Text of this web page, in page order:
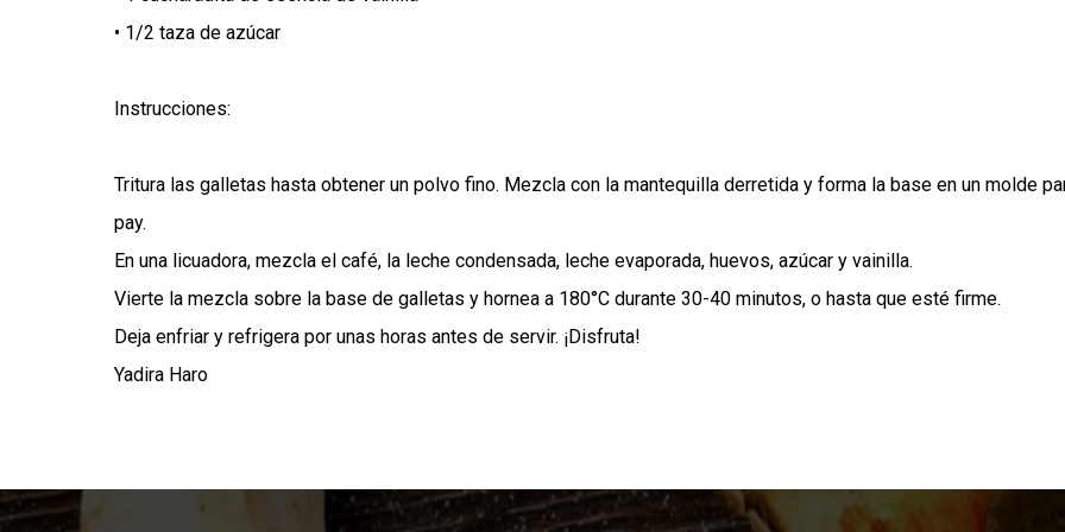
• 1/2 taza de azúcar
Instrucciones:
Tritura las galletas hasta obtener un polvo fino. Mezcla con la mantequilla derretida y forma la base en un molde
pay.
En una licuadora, mezcla el café, la leche condensada, leche evaporada, huevos, azúcar y vainilla.
Vierte la mezcla sobre la base de galletas y hornea a 180°C durante 30-40 minutos, o hasta que esté firme.
Deja enfriar y refrigera por unas horas antes de servir. ¡Disfruta!
Yadira Haro